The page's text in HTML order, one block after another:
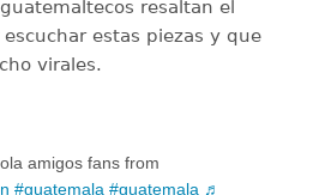
resaltan el
estas piezas y que
virales.
amigos fans from
#guatemala #guatemala ♬